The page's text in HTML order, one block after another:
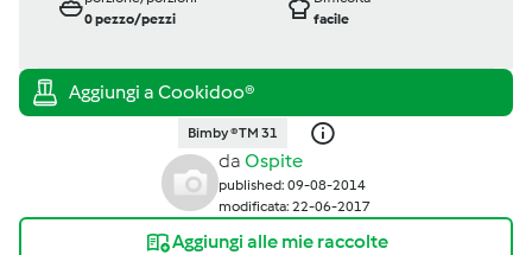
0pezzo/pezzi
facile
Bimby ® TM 31
da Ospite
published: 09-08-2014
modificata: 22-06-2017
Aggiungi alle mie raccolte